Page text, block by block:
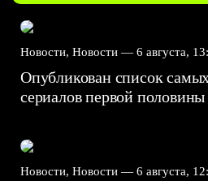
Новости, Новости — 6 августа,
Опубликован список
сериалов первой половины
Новости, Новости — 6 августа,